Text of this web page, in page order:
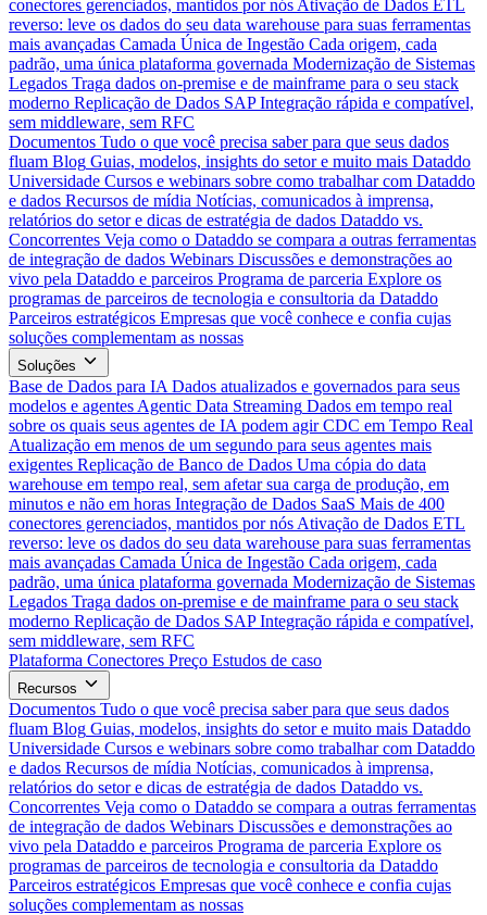
conectores gerenciados, mantidos por nós Ativação de Dados ETL
reverso: leve os dados do seu data warehouse para suas ferramentas
mais avançadas Camada Única de Ingestão Cada origem, cada
padrão, uma única plataforma governada Modernização de Sistemas
Legados Traga dados on-premise e de mainframe para o seu stack
moderno Replicação de Dados SAP Integração rápida e compatível,
sem middleware, sem RFC
Documentos Tudo o que você precisa saber para que seus dados
fluam Blog Guias, modelos, insights do setor e muito mais Dataddo
Universidade Cursos e webinars sobre como trabalhar com Dataddo
e dados Recursos de mídia Notícias, comunicados à imprensa,
relatórios do setor e dicas de estratégia de dados Dataddo vs.
Concorrentes Veja como o Dataddo se compara a outras ferramentas
de integração de dados Webinars Discussões e demonstrações ao
vivo pela Dataddo e parceiros Programa de parceria Explore os
programas de parceiros de tecnologia e consultoria da Dataddo
Parceiros estratégicos Empresas que você conhece e confia cujas
soluções complementam as nossas
Soluções
Base de Dados para IA Dados atualizados e governados para seus
modelos e agentes Agentic Data Streaming Dados em tempo real
sobre os quais seus agentes de IA podem agir CDC em Tempo Real
Atualização em menos de um segundo para seus agentes mais
exigentes Replicação de Banco de Dados Uma cópia do data
warehouse em tempo real, sem afetar sua carga de produção, em
minutos e não em horas Integração de Dados SaaS Mais de 400
conectores gerenciados, mantidos por nós Ativação de Dados ETL
reverso: leve os dados do seu data warehouse para suas ferramentas
mais avançadas Camada Única de Ingestão Cada origem, cada
padrão, uma única plataforma governada Modernização de Sistemas
Legados Traga dados on-premise e de mainframe para o seu stack
moderno Replicação de Dados SAP Integração rápida e compatível,
sem middleware, sem RFC
Plataforma Conectores Preço Estudos de caso
Recursos
Documentos Tudo o que você precisa saber para que seus dados
fluam Blog Guias, modelos, insights do setor e muito mais Dataddo
Universidade Cursos e webinars sobre como trabalhar com Dataddo
e dados Recursos de mídia Notícias, comunicados à imprensa,
relatórios do setor e dicas de estratégia de dados Dataddo vs.
Concorrentes Veja como o Dataddo se compara a outras ferramentas
de integração de dados Webinars Discussões e demonstrações ao
vivo pela Dataddo e parceiros Programa de parceria Explore os
programas de parceiros de tecnologia e consultoria da Dataddo
Parceiros estratégicos Empresas que você conhece e confia cujas
soluções complementam as nossas